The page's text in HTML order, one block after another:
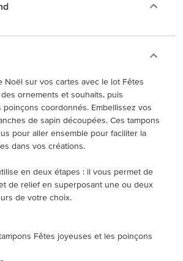
Noël sur vos cartes avec le lot Fêtes
ornements et souhaits, puis
coordonnés. Embellissez vos
de sapin découpées. Ces tampons
pour aller ensemble pour faciliter la
dans vos créations.
en deux étapes : il vous permet de
de relief en superposant une ou deux
de votre choix.
Fêtes joyeuses et les poinçons